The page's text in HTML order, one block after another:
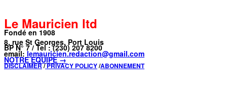
Le Mauricien ltd
Fondé en 1908
8, rue St Georges, Port Louis
BP N° 7 / Tel : (230) 207 8200
email: lemauricien.redaction@gmail.com
NOTRE ÉQUIPE →
DISCLAIMER/PRIVACY POLICY/ABONNEMENT